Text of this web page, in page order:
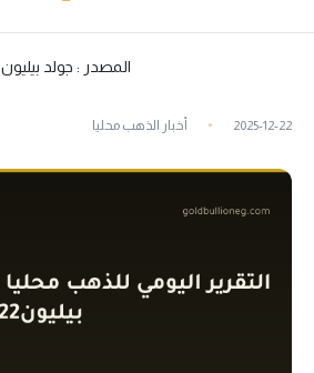
المصدر : جولد بيليون
2025-12-22 أخبار الذهب محليا